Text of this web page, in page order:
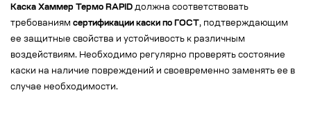
Каска Хаммер Термо RAPID должна соответствовать
требованиям сертификации каски по ГОСТ, подтверждающим
ее защитные свойства и устойчивость к различным
воздействиям. Необходимо регулярно проверять состояние
каски на наличие повреждений и своевременно заменять ее в
случае необходимости.